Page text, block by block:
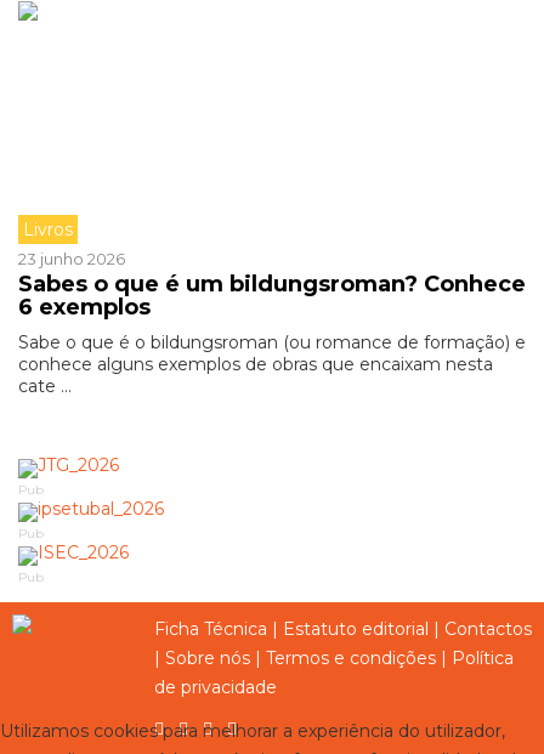
Livros
23 junho 2026
Sabes o que é um bildungsroman? Conhece
6 exemplos
Sabe o que é o bildungsroman (ou romance de formação) e
conhece alguns exemplos de obras que encaixam nesta
cate ...
Pub
Pub
Pub
Ficha Técnica | Estatuto editorial | Contactos
| Sobre nós | Termos e condições | Política
de privacidade
Utilizamos cookies para melhorar a experiência do utilizador,